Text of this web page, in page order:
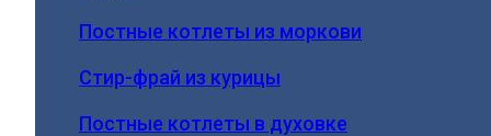
Постные котлеты из моркови
Стир-фрай из курицы
Постные котлеты в духовке